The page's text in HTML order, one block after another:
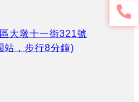
大墩十一街321號
站，步行8分鐘)